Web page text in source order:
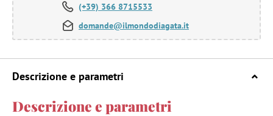
(+39) 366 8715533
domande@ilmondodiagata.it
Descrizione e parametri
Descrizione e parametri